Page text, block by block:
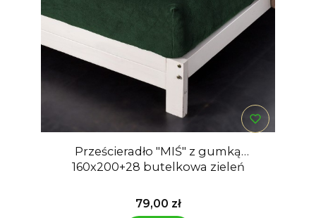
Prześcieradło "MIŚ" z gumką
160x200+28 butelkowa zieleń
Cena
79,00 zł